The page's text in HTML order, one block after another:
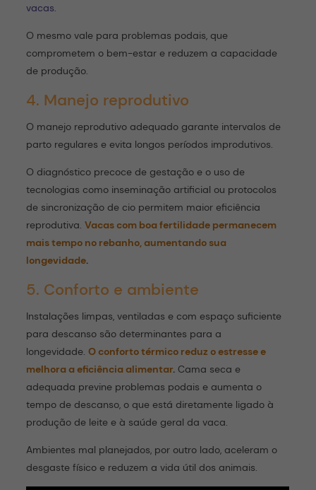
vacas.
O mesmo vale para problemas podais, que
comprometem o bem-estar e reduzem a capacidade
de produção.
4. Manejo reprodutivo
O manejo reprodutivo adequado garante intervalos de
parto regulares e evita longos períodos improdutivos.
O diagnóstico precoce de gestação e o uso de
tecnologias como inseminação artificial ou protocolos
de sincronização de cio permitem maior eficiência
reprodutiva.Vacas com boa fertilidade permanecem
mais tempo no rebanho, aumentando sua
longevidade.
5. Conforto e ambiente
Instalações limpas, ventiladas e com espaço suficiente
para descanso são determinantes para a
longevidade.O conforto térmico reduz o estresse e
melhora a eficiência alimentar. Cama seca e
adequada previne problemas podais e aumenta o
tempo de descanso, o que está diretamente ligado à
produção de leite e à saúde geral da vaca.
Ambientes mal planejados, por outro lado, aceleram o
desgaste físico e reduzem a vida útil dos animais.